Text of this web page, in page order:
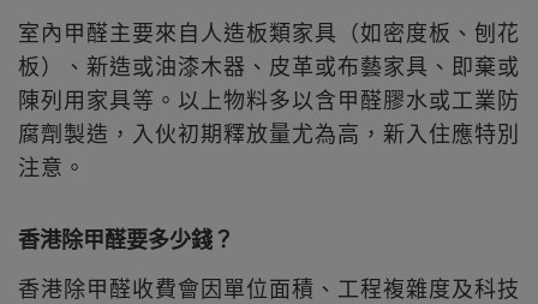
室內甲醛主要來自人造板類家具（如密度板、刨花
板）、新造或油漆木器、皮革或布藝家具、即棄或
陳列用家具等。以上物料多以含甲醛膠水或工業防
腐劑製造，入伙初期釋放量尤為高，新入住應特別
注意。
香港除甲醛要多少錢？
香港除甲醛收費會因單位面積、工程複雜度及科技